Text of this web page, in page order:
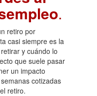
.
retiro por
casi siempre es la
y cuándo lo
que suele pasar
un impacto
cotizadas
retiro.